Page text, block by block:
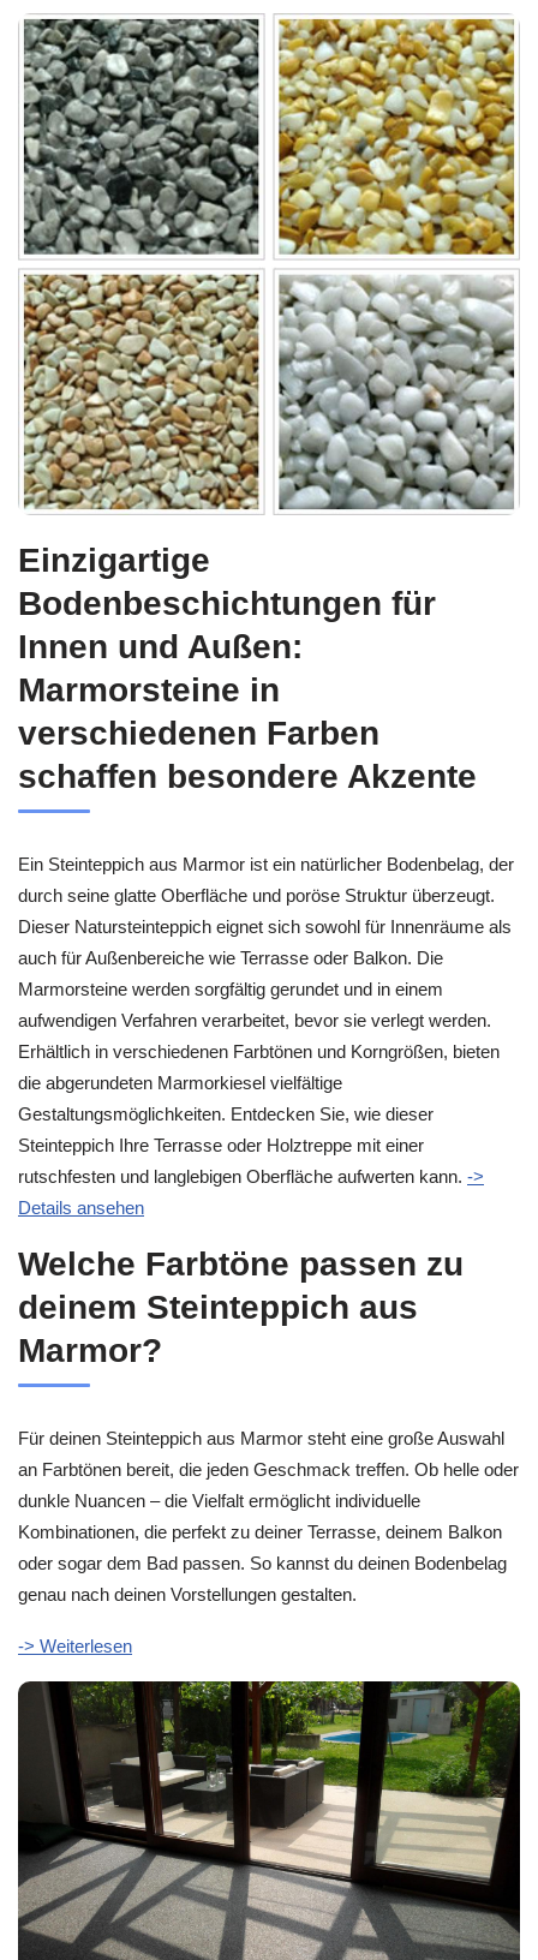
Einzigartige
Bodenbeschichtungen für
Innen und Außen:
Marmorsteine in
verschiedenen Farben
schaffen besondere Akzente
Ein Steinteppich aus Marmor ist ein natürlicher Bodenbelag, der
durch seine glatte Oberfläche und poröse Struktur überzeugt.
Dieser Natursteinteppich eignet sich sowohl für Innenräume als
auch für Außenbereiche wie Terrasse oder Balkon. Die
Marmorsteine werden sorgfältig gerundet und in einem
aufwendigen Verfahren verarbeitet, bevor sie verlegt werden.
Erhältlich in verschiedenen Farbtönen und Korngrößen, bieten
die abgerundeten Marmorkiesel vielfältige
Gestaltungsmöglichkeiten. Entdecken Sie, wie dieser
Steinteppich Ihre Terrasse oder Holztreppe mit einer
rutschfesten und langlebigen Oberfläche aufwerten kann. ->
Details ansehen
Welche Farbtöne passen zu
deinem Steinteppich aus
Marmor?
Für deinen Steinteppich aus Marmor steht eine große Auswahl
an Farbtönen bereit, die jeden Geschmack treffen. Ob helle oder
dunkle Nuancen – die Vielfalt ermöglicht individuelle
Kombinationen, die perfekt zu deiner Terrasse, deinem Balkon
oder sogar dem Bad passen. So kannst du deinen Bodenbelag
genau nach deinen Vorstellungen gestalten.
-> Weiterlesen